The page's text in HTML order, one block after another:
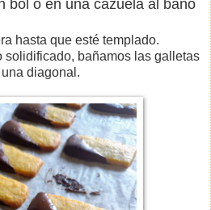
bol o en una cazuela al baño
hasta que esté templado.
solidificado, bañamos las galletas
diagonal.